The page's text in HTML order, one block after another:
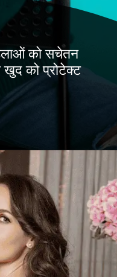
को सचेतन
को प्रोटेक्ट